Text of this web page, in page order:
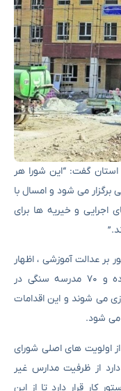
گفت: “این شورا هر
برگزار می شود و امسال با
اجرایی و خیریه ها برای
بر عدالت آموزشی ، اظهار
داشت: طبق برنامه ها ، ۱۷۰ مدرسه فرسوده و ۷۰ مدرسه سنگی در
می شوند و این اقدامات
می شود.
اولویت های اصلی شورای
از ظرفیت مدارس غیر
قرار دارد تا از این